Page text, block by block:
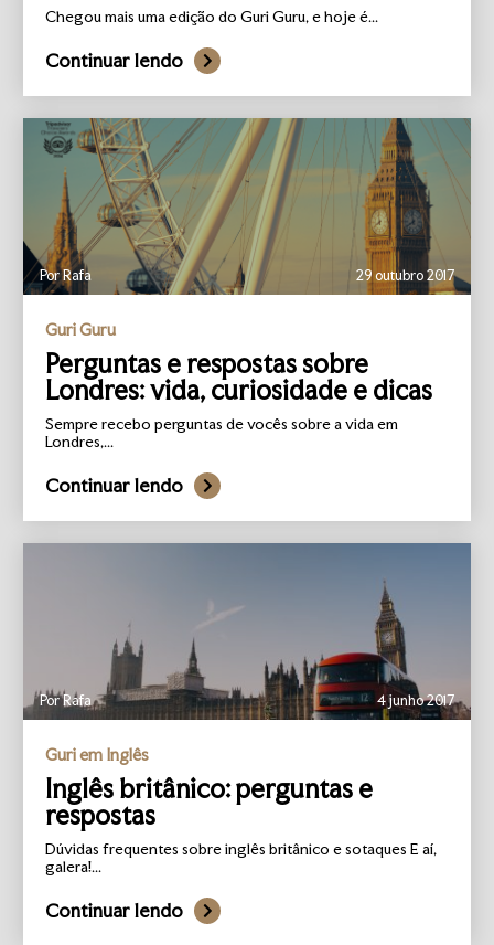
Chegou mais uma edição do Guri Guru, e hoje é...
Continuar lendo
Por Rafa 29 outubro 2017
Guri Guru
Perguntas e respostas sobre
Londres: vida, curiosidade e dicas
Sempre recebo perguntas de vocês sobre a vida em
Londres,...
Continuar lendo
Por Rafa 4 junho 2017
Guri em Inglês
Inglês britânico: perguntas e
respostas
Dúvidas frequentes sobre inglês britânico e sotaques E aí,
galera!...
Continuar lendo